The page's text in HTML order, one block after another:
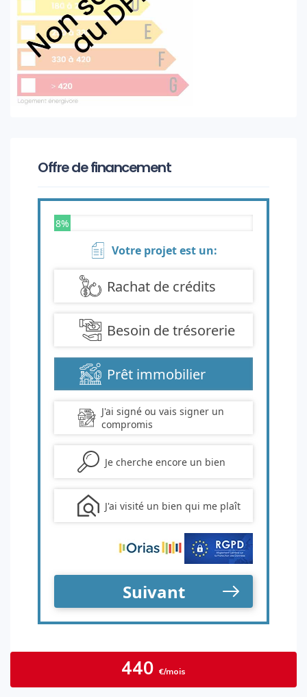
Offre de financement
440 €/mois